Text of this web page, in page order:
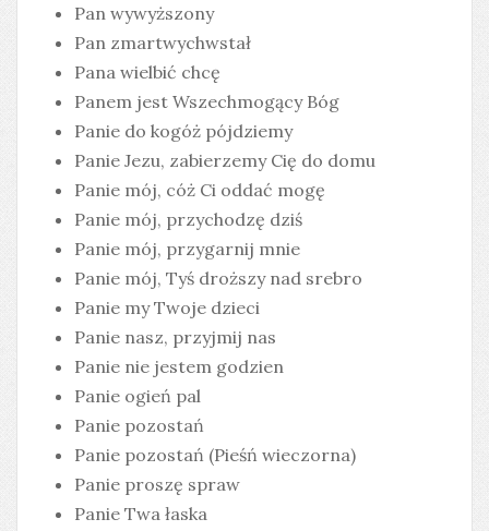
Pan wywyższony
Pan zmartwychwstał
Pana wielbić chcę
Panem jest Wszechmogący Bóg
Panie do kogóż pójdziemy
Panie Jezu, zabierzemy Cię do domu
Panie mój, cóż Ci oddać mogę
Panie mój, przychodzę dziś
Panie mój, przygarnij mnie
Panie mój, Tyś droższy nad srebro
Panie my Twoje dzieci
Panie nasz, przyjmij nas
Panie nie jestem godzien
Panie ogień pal
Panie pozostań
Panie pozostań (Pieśń wieczorna)
Panie proszę spraw
Panie Twa łaska